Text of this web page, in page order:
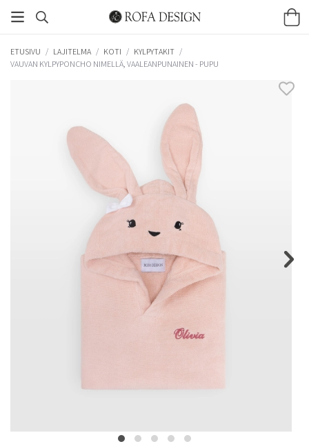
ETUSIVU / LAJITELMA / KOTI / KYLPYTAKIT /
VAUVAN KYLPYPONCHO NIMELLÄ, VAALEANPUNAINEN - PUPU